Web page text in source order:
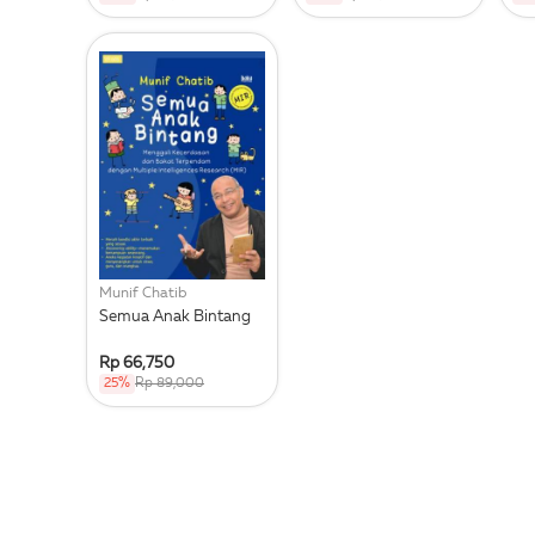
Munif Chatib
Semua Anak Bintang
Rp 66,750
25% Rp 89,000